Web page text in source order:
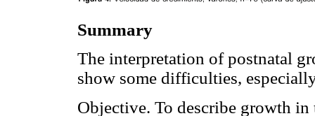
Summary
The interpretation of postnatal
show some difficulties,
Objective. To describe growth